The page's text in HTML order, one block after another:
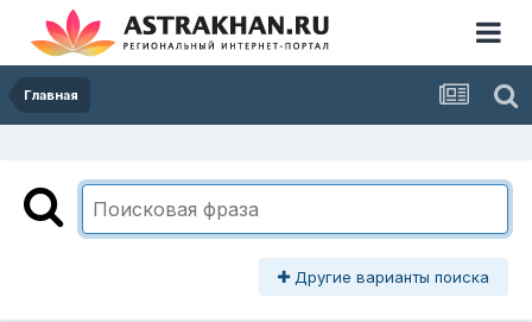
Главная
Другие варианты поиска